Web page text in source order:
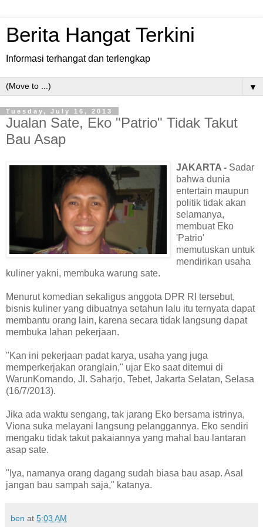
Berita Hangat Terkini
Informasi terhangat dan terlengkap
▼
Tuesday, July 16, 2013
Jualan Sate, Eko "Patrio" Tidak Takut
Bau Asap
JAKARTA - Sadar
bahwa dunia
entertain maupun
politik tidak akan
selamanya,
membuat Eko
'Patrio'
memutuskan untuk
mendirikan usaha
kuliner yakni, membuka warung sate.
Menurut komedian sekaligus anggota DPR RI tersebut,
bisnis kuliner yang dibuatnya setahun lalu itu ternyata dapat
membantu orang lain, karena secara tidak langsung dapat
membuka lahan pekerjaan.
"Kan ini pekerjaan padat karya, usaha yang juga
memperkerjakan oranglain," ujar Eko saat ditemui di
WarunKomando, Jl. Saharjo, Tebet, Jakarta Selatan, Selasa
(16/7/2013).
Jika ada waktu sengang, tak jarang Eko bersama istrinya,
Viona suka melayani langsung pelanggannya. Eko sendiri
mengaku tidak takut pakaiannya yang mahal bau lantaran
asap sate.
"Iya, namanya orang dagang sudah biasa bau asap. Asal
jangan bau sampah saja," katanya.
ben at 5:03 AM